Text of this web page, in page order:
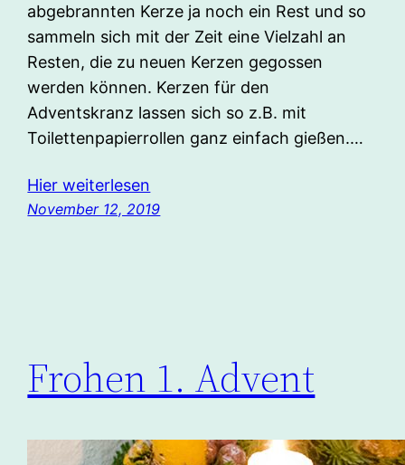
abgebrannten Kerze ja noch ein Rest und so
sammeln sich mit der Zeit eine Vielzahl an
Resten, die zu neuen Kerzen gegossen
werden können. Kerzen für den
Adventskranz lassen sich so z.B. mit
Toilettenpapierrollen ganz einfach gießen.…
Hier weiterlesen
November 12, 2019
Frohen 1. Advent